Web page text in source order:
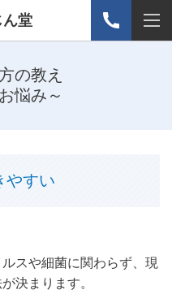
堂
の教え
悩み～
やすい
スや細菌に関わらず、現
決まります。